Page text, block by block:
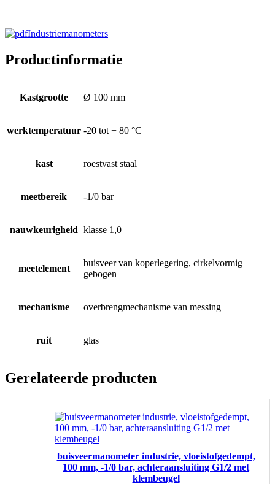
Industriemanometers
Productinformatie
Kastgrootte Ø 100 mm
werktemperatuur -20 tot + 80 °C
kast roestvast staal
meetbereik -1/0 bar
nauwkeurigheid klasse 1,0
meetelement
buisveer van koperlegering, cirkelvormig
gebogen
mechanisme overbrengmechanisme van messing
ruit glas
Gerelateerde producten
buisveermanometer industrie, vloeistofgedempt,
100 mm, -1/0 bar, achteraansluiting G1/2 met
klembeugel